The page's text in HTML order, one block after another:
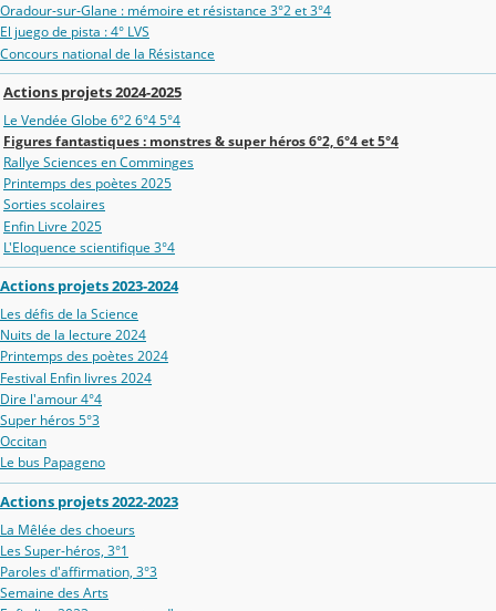
Oradour‑sur‑Glane : mémoire et résistance 3°2 et 3°4
El juego de pista : 4° LVS
Concours national de la Résistance
Actions projets 2024-2025
Le Vendée Globe 6°2 6°4 5°4
Figures fantastiques : monstres & super héros 6°2, 6°4 et 5°4
Rallye Sciences en Comminges
Printemps des poètes 2025
Sorties scolaires
Enfin Livre 2025
L'Eloquence scientifique 3°4
Actions projets 2023-2024
Les défis de la Science
Nuits de la lecture 2024
Printemps des poètes 2024
Festival Enfin livres 2024
Dire l'amour 4°4
Super héros 5°3
Occitan
Le bus Papageno
Actions projets 2022-2023
La Mêlée des choeurs
Les Super-héros, 3°1
Paroles d'affirmation, 3°3
Semaine des Arts